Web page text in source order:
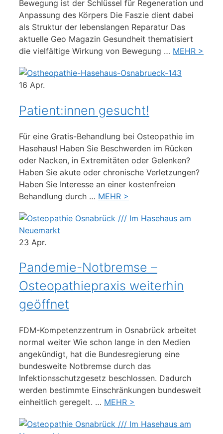
Bewegung ist der Schlüssel für Regeneration und
Anpassung des Körpers Die Faszie dient dabei
als Struktur der lebenslangen Reparatur Das
aktuelle Geo Magazin Gesundheit thematisiert
die vielfältige Wirkung von Bewegung … MEHR >
16 Apr.
Patient:innen gesucht!
Für eine Gratis-Behandlung bei Osteopathie im
Hasehaus! Haben Sie Beschwerden im Rücken
oder Nacken, in Extremitäten oder Gelenken?
Haben Sie akute oder chronische Verletzungen?
Haben Sie Interesse an einer kostenfreien
Behandlung durch … MEHR >
23 Apr.
Pandemie-Notbremse –
Osteopathiepraxis weiterhin
geöffnet
FDM-Kompetenzzentrum in Osnabrück arbeitet
normal weiter Wie schon lange in den Medien
angekündigt, hat die Bundesregierung eine
bundesweite Notbremse durch das
Infektionsschutzgesetz beschlossen. Dadurch
werden bestimmte Einschränkungen bundesweit
einheitlich geregelt. … MEHR >